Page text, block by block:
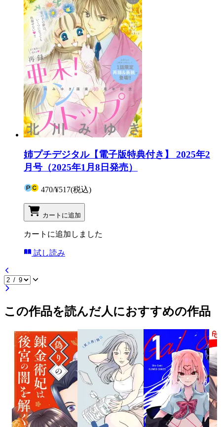
姉プチデジタル【電子版特典付き】 2025年2
月号（2025年1月8日発売）
470/¥517(税込)
カートに追加
カートに追加しました
試し読み
この作品を読んだ人におすすめの作品